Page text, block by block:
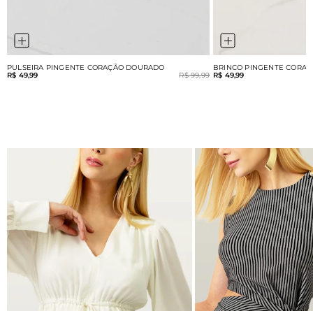
PULSEIRA PINGENTE CORAÇÃO DOURADO
R$ 49,99
R$ 99,99
BRINCO PINGENTE
R$ 49,99